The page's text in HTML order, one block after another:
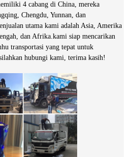
4 cabang di China, mereka
Chengdu, Yunnan, dan
utama kami adalah Asia, Amerika
dan Afrika.kami siap mencarikan
transportasi yang tepat untuk
hubungi kami, terima kasih!